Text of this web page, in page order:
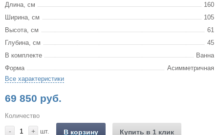
Длина, см
160
Ширина, см
105
Высота, см
61
Глубина, см
45
В комплекте
Ванна
Форма
Асимметричная
Все характеристики
69 850 руб.
Количество
- + шт. В корзину Купить в 1 клик